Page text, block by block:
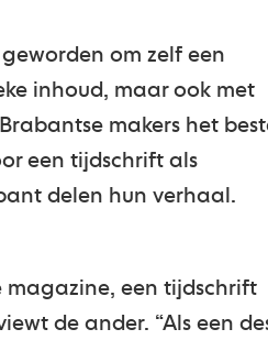
om zelf een
inhoud, maar ook met
makers het
een tijdschrift als
delen hun verhaal.
magazine, een tijdschrift
de ander. “Als een